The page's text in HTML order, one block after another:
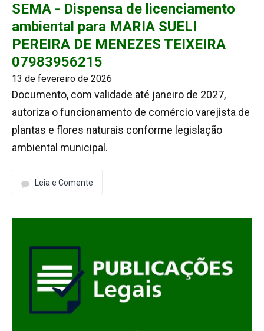
SEMA - Dispensa de licenciamento
ambiental para MARIA SUELI
PEREIRA DE MENEZES TEIXEIRA
07983956215
13 de fevereiro de 2026
Documento, com validade até janeiro de 2027,
autoriza o funcionamento de comércio varejista de
plantas e flores naturais conforme legislação
ambiental municipal.
Leia e Comente